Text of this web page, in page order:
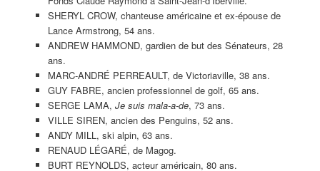
SHERYL CROW, chanteuse américaine et ex-épouse de
Lance Armstrong, 54 ans.
ANDREW HAMMOND, gardien de but des Sénateurs, 28
ans.
MARC-ANDRÉ PERREAULT, de Victoriaville, 38 ans.
GUY FABRE, ancien professionnel de golf, 65 ans.
SERGE LAMA, Je suis mala-a-de, 73 ans.
VILLE SIREN, ancien des Penguins, 52 ans.
ANDY MILL, ski alpin, 63 ans.
RENAUD LÉGARÉ, de Magog.
BURT REYNOLDS, acteur américain, 80 ans.